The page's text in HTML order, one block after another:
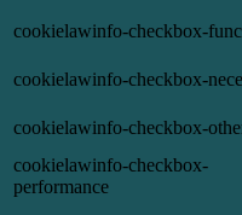
cookielawinfo-checkbox-
cookielawinfo-checkbox-
cookielawinfo-checkbox-
cookielawinfo-checkbox-
performance